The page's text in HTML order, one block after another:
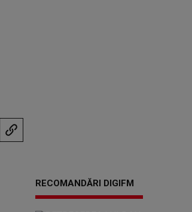
RECOMANDĂRI DIGIFM